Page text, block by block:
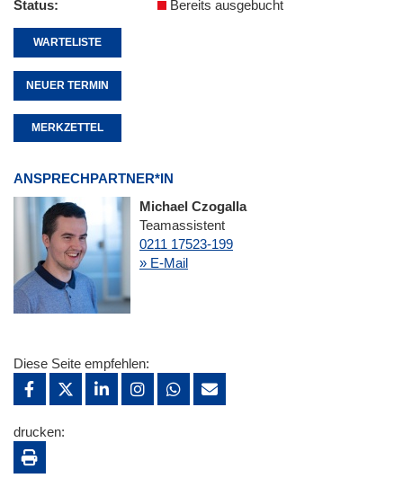
Status
Bereits ausgebucht
WARTELISTE
NEUER TERMIN
MERKZETTEL
ANSPRECHPARTNER*IN
Michael Czogalla
Teamassistent
0211 17523-199
» E-Mail
Diese Seite empfehlen:
drucken: